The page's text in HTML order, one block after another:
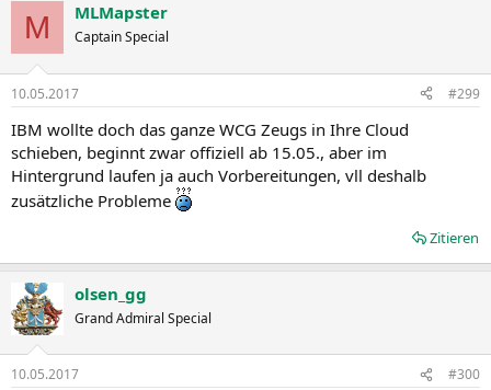
M MLMapster
Captain Special
10.05.2017 #299
IBM wollte doch das ganze WCG Zeugs in Ihre Cloud
schieben, beginnt zwar offiziell ab 15.05., aber im
Hintergrund laufen ja auch Vorbereitungen, vll deshalb
zusätzliche Probleme
Zitieren
olsen_gg
Grand Admiral Special
10.05.2017 #300